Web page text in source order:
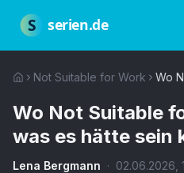
S serien.de
Not Suitable for Work Wo
Wo Not Suitable
was es hätte sein
Lena Bergmann · 02.06.2026